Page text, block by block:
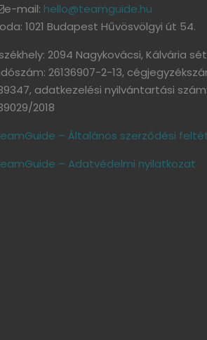
e-mail: hello@teamguide.hu
1021 Budapest Hűvösvölgyi út 54.
2094 Nagykovácsi, Kálvária
26136907-2-13,
adatkezelési nyilvántartási
2018
– Általános szerződési
– Adatvédelmi nyilatkozat